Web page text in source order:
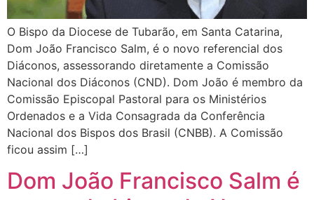
O Bispo da Diocese de Tubarão, em Santa Catarina,
Dom João Francisco Salm, é o novo referencial dos
Diáconos, assessorando diretamente a Comissão
Nacional dos Diáconos (CND). Dom João é membro da
Comissão Episcopal Pastoral para os Ministérios
Ordenados e a Vida Consagrada da Conferência
Nacional dos Bispos dos Brasil (CNBB). A Comissão
ficou assim […]
Dom João Francisco Salm é